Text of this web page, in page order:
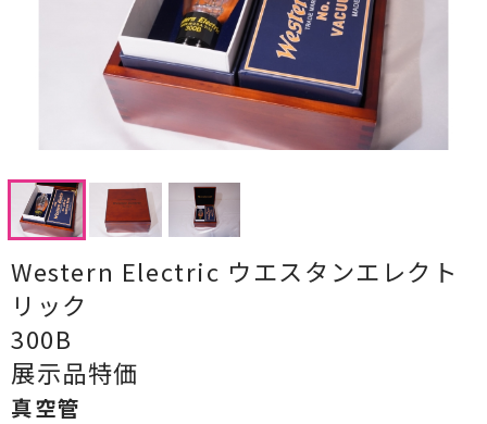
CDプレーヤー・レシーバー
ネットワークプレーヤー・D/Aコンバーター
レコードプレーヤー
スピーカー
オーディオアクセサリー
ヘッドフォン・イヤホン
Western Electric ウエスタンエレクト
リック
300B
展示品特価
真空管